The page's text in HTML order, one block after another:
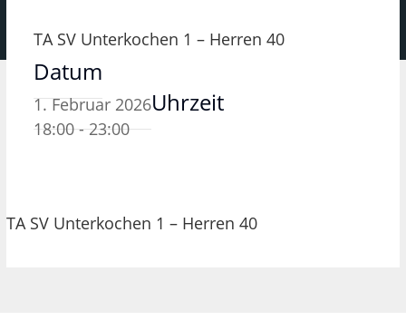
TA SV Unterkochen 1 – Herren 40
Datum
1. Februar 2026Uhrzeit
18:00 - 23:00
TA SV Unterkochen 1 – Herren 40